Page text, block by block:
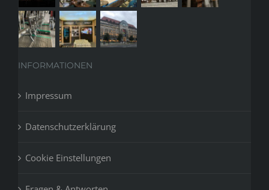
INFORMATIONEN
Impressum
Datenschutzerklärung
Cookie Einstellungen